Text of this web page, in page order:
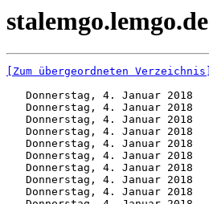
[Zum übergeordneten Verzeichnis]
Donnerstag, 4. Januar 2018
Donnerstag, 4. Januar 2018
Donnerstag, 4. Januar 2018
Donnerstag, 4. Januar 2018
Donnerstag, 4. Januar 2018
Donnerstag, 4. Januar 2018
Donnerstag, 4. Januar 2018
Donnerstag, 4. Januar 2018
Donnerstag, 4. Januar 2018